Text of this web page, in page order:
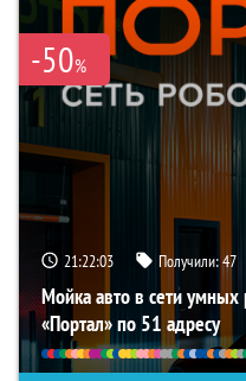
-50%
21:22:02 Получили:47
Мойка авто в сети
«Портал» по 51 адресу